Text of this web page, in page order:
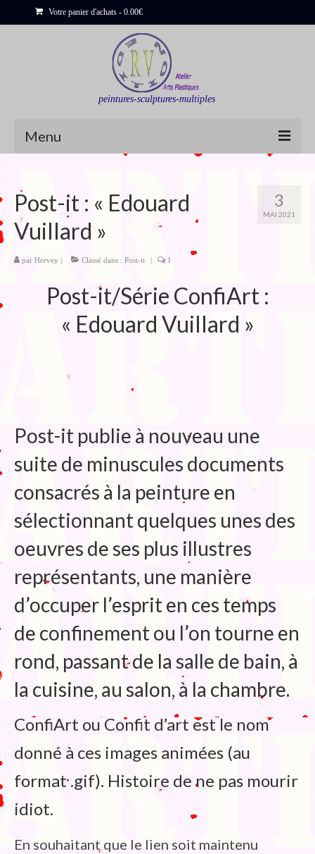
Votre panier d'achats - 0.00€
peintures-sculptures-multiples
Menu
Sculptures
Bois flottés
Peinture : Cartes et Itinéraires
Déclinaisons
Edition de Cartes postales.
Post-it politiques
3
MAI 2021
Post-it : « Edouard
Vuillard »
par Hervey | Classé dans : Post-it | 1
Post-it/Série ConfiArt :
« Edouard Vuillard »
Post-it publie à nouveau une
suite de minuscules documents
consacrés à la peinture en
sélectionnant quelques unes des
oeuvres de ses plus illustres
représentants, une manière
d’occuper l’esprit en ces temps
de confinement ou l’on tourne en
rond, passant de la salle de bain, à
la cuisine, au salon, à la chambre.
ConfiArt ou Confit d’art est le nom
donné à ces images animées (au
format .gif). Histoire de ne pas mourir
idiot.
En souhaitant que le lien soit maintenu